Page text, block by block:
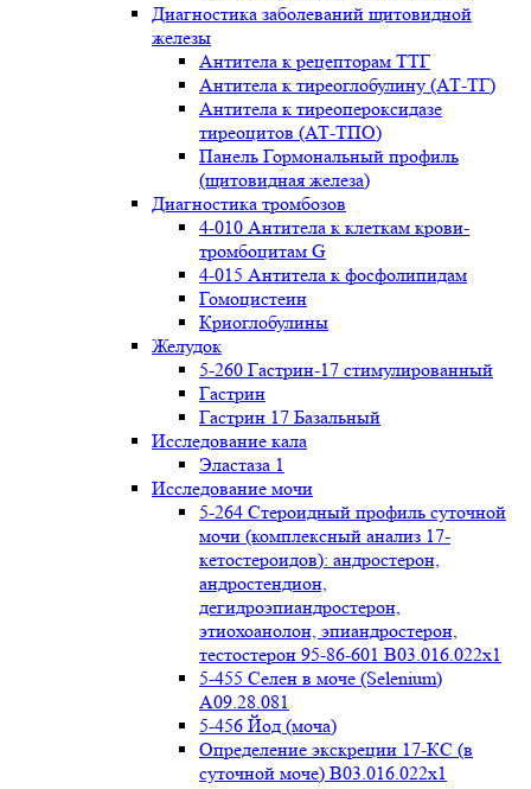
Диагностика заболеваний щитовидной
железы
Антитела к рецепторам ТТГ
Антитела к тиреоглобулину (АТ-ТГ)
Антитела к тиреопероксидазе
тиреоцитов (АТ-ТПО)
Панель Гормональный профиль
(щитовидная железа)
Диагностика тромбозов
4-010 Антитела к клеткам крови-
тромбоцитам G
4-015 Антитела к фосфолипидам
Гомоцистеин
Криоглобулины
Желудок
5-260 Гастрин-17 стимулированный
Гастрин
Гастрин 17 Базальный
Исследование кала
Эластаза 1
Исследование мочи
5-264 Стероидный профиль суточной
мочи (комплексный анализ 17-
кетостероидов): андростерон,
андростендион,
дегидроэпиандростерон,
этиохоанолон, эпиандростерон,
тестостерон 95-86-601 B03.016.022x1
5-455 Селен в моче (Selenium)
A09.28.081
5-456 Йод (моча)
Определение экскреции 17-КС (в
суточной моче) B03.016.022x1